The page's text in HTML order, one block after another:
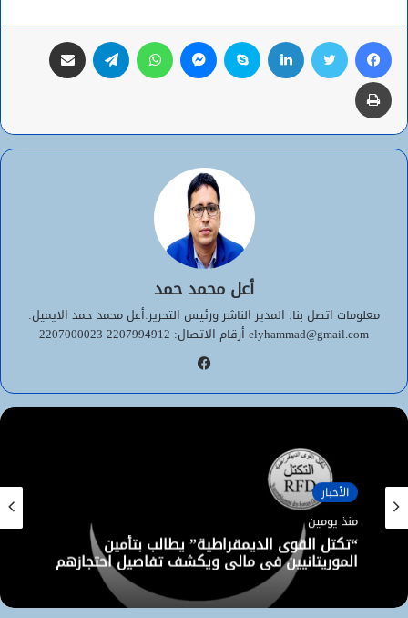
فيسبوك تويتر لينكدإن سكايب ماسنجر واتساب تيلقرام
طباعة
أعل محمد حمد
معلومات اتصل بنا: المدير الناشر ورئيس التحرير:أعل محمد حمد الايميل:
elyhammad@gmail.com أرقام الاتصال: 2207994912 2207000023
الأخبار
منذ يومين
“تكتل القوى الديمقراطية” يطالب بتأمين
الموريتانيين في مالي ويكشف تفاصيل احتجازهم